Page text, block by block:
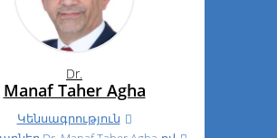
Dr.
Manaf Taher Agha
Կենսագրություն